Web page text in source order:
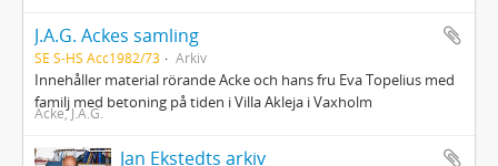
J.A.G. Ackes samling
SE S-HS Acc1982/73 Arkiv
Innehåller material rörande Acke och hans fru Eva Topelius med
familj med betoning på tiden i Villa Akleja i Vaxholm
Acke, J.A.G.
Jan Ekstedts arkiv